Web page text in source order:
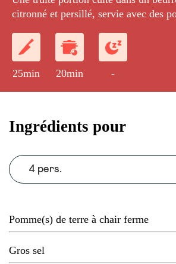
citronné et persillé, servie avec des
25min 20min -
Ingrédients pour
4 pers.
Pomme(s) de terre à chair ferme
Gros sel